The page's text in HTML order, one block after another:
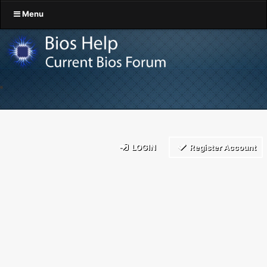
Menu
LOGIN Register Account